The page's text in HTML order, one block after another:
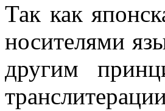
Так как
носителями
другим